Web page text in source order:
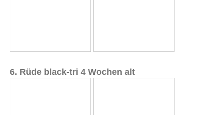
6. Rüde black-tri 4 Wochen alt